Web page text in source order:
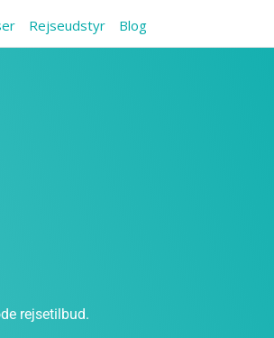
Rejseudstyr Blog
rejsetilbud.